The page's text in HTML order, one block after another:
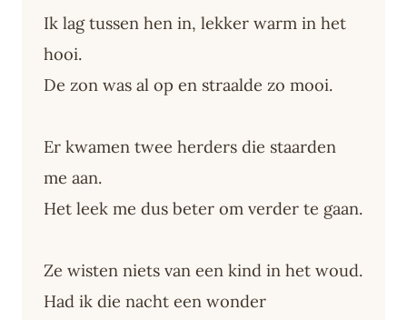
Ik lag tussen hen in, lekker warm in het
hooi.
De zon was al op en straalde zo mooi.
Er kwamen twee herders die staarden
me aan.
Het leek me dus beter om verder te gaan.
Ze wisten niets van een kind in het woud.
Had ik die nacht een wonder